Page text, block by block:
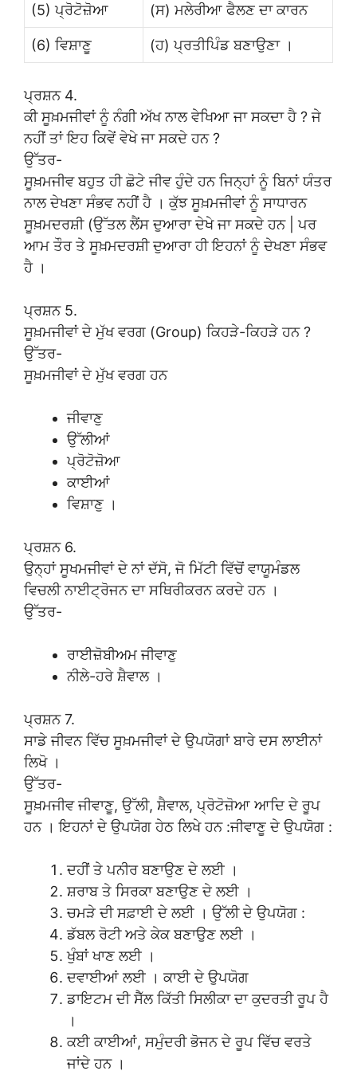
(5) ਪ੍ਰੋਟੋਜ਼ੋਆ (ਸ) ਮਲੇਰੀਆ ਫੈਲਣ ਦਾ ਕਾਰਨ
(6) ਵਿਸ਼ਾਣੂ (ਹ) ਪ੍ਰਤੀਪਿੰਡ ਬਣਾਉਣਾ ।
ਪ੍ਰਸ਼ਨ 4.
ਕੀ ਸੂਖ਼ਮਜੀਵਾਂ ਨੂੰ ਨੰਗੀ ਅੱਖ ਨਾਲ ਵੇਖਿਆ ਜਾ ਸਕਦਾ ਹੈ ? ਜੇ
ਨਹੀਂ ਤਾਂ ਇਹ ਕਿਵੇਂ ਵੇਖੇ ਜਾ ਸਕਦੇ ਹਨ ?
ਉੱਤਰ-
ਸੂਖ਼ਮਜੀਵ ਬਹੁਤ ਹੀ ਛੋਟੇ ਜੀਵ ਹੁੰਦੇ ਹਨ ਜਿਨ੍ਹਾਂ ਨੂੰ ਬਿਨਾਂ ਯੰਤਰ
ਨਾਲ ਦੇਖਣਾ ਸੰਭਵ ਨਹੀਂ ਹੈ । ਕੁੱਝ ਸੂਖ਼ਮਜੀਵਾਂ ਨੂੰ ਸਾਧਾਰਨ
ਸੂਖ਼ਮਦਰਸ਼ੀ (ਉੱਤਲ ਲੈਂਸ ਦੁਆਰਾ ਦੇਖੇ ਜਾ ਸਕਦੇ ਹਨ | ਪਰ
ਆਮ ਤੌਰ ਤੇ ਸੂਖ਼ਮਦਰਸ਼ੀ ਦੁਆਰਾ ਹੀ ਇਹਨਾਂ ਨੂੰ ਦੇਖਣਾ ਸੰਭਵ
ਹੈ ।
ਪ੍ਰਸ਼ਨ 5.
ਸੂਖ਼ਮਜੀਵਾਂ ਦੇ ਮੁੱਖ ਵਰਗ (Group) ਕਿਹੜੇ-ਕਿਹੜੇ ਹਨ ?
ਉੱਤਰ-
ਸੂਖ਼ਮਜੀਵਾਂ ਦੇ ਮੁੱਖ ਵਰਗ ਹਨ
ਜੀਵਾਣੁ
ਉੱਲੀਆਂ
ਪ੍ਰੋਟੋਜ਼ੋਆ
ਕਾਈਆਂ
ਵਿਸ਼ਾਣੁ ।
ਪ੍ਰਸ਼ਨ 6.
ਉਨ੍ਹਾਂ ਸੂਖਮਜੀਵਾਂ ਦੇ ਨਾਂ ਦੱਸੋ, ਜੋ ਮਿੱਟੀ ਵਿੱਚੋਂ ਵਾਯੂਮੰਡਲ
ਵਿਚਲੀ ਨਾਈਟ੍ਰੋਜਨ ਦਾ ਸਥਿਰੀਕਰਨ ਕਰਦੇ ਹਨ ।
ਉੱਤਰ-
ਰਾਈਜ਼ੋਬੀਅਮ ਜੀਵਾਣੁ
ਨੀਲੇ-ਹਰੇ ਸ਼ੈਵਾਲ ।
ਪ੍ਰਸ਼ਨ 7.
ਸਾਡੇ ਜੀਵਨ ਵਿੱਚ ਸੂਖ਼ਮਜੀਵਾਂ ਦੇ ਉਪਯੋਗਾਂ ਬਾਰੇ ਦਸ ਲਾਈਨਾਂ
ਲਿਖੋ ।
ਉੱਤਰ-
ਸੂਖ਼ਮਜੀਵ ਜੀਵਾਣੂ, ਉੱਲੀ, ਸ਼ੈਵਾਲ, ਪ੍ਰੋਟੋਜ਼ੋਆ ਆਦਿ ਦੇ ਰੂਪ
ਹਨ । ਇਹਨਾਂ ਦੇ ਉਪਯੋਗ ਹੇਠ ਲਿਖੇ ਹਨ :ਜੀਵਾਣੂ ਦੇ ਉਪਯੋਗ :
ਦਹੀਂ ਤੇ ਪਨੀਰ ਬਣਾਉਣ ਦੇ ਲਈ ।
ਸ਼ਰਾਬ ਤੇ ਸਿਰਕਾ ਬਣਾਉਣ ਦੇ ਲਈ ।
ਚਮੜੇ ਦੀ ਸਫ਼ਾਈ ਦੇ ਲਈ । ਉੱਲੀ ਦੇ ਉਪਯੋਗ :
ਡੱਬਲ ਰੋਟੀ ਅਤੇ ਕੇਕ ਬਣਾਉਣ ਲਈ ।
ਖੁੰਬਾਂ ਖਾਣ ਲਈ ।
ਦਵਾਈਆਂ ਲਈ । ਕਾਈ ਦੇ ਉਪਯੋਗ
ਡਾਇਟਮ ਦੀ ਸੈੱਲ ਕਿੱਤੀ ਸਿਲੀਕਾ ਦਾ ਕੁਦਰਤੀ ਰੂਪ ਹੈ
।
ਕਈ ਕਾਈਆਂ, ਸਮੁੰਦਰੀ ਭੋਜਨ ਦੇ ਰੂਪ ਵਿੱਚ ਵਰਤੇ
ਜਾਂਦੇ ਹਨ ।